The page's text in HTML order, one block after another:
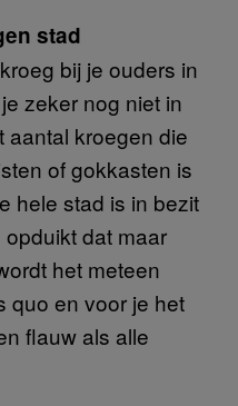
stad
bij je ouders in
zeker nog niet in
aantal kroegen die
of gokkasten is
hele stad is in bezit
opduikt dat maar
het meteen
quo en voor je het
flauw als alle